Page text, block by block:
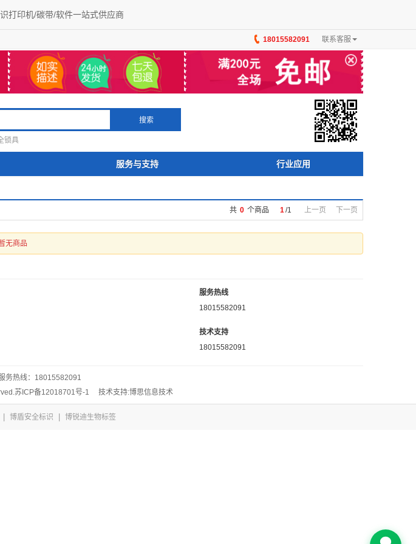
打印机/碳带/软件一站式供应商
18015582091 联系客服
×
搜索
锁具
服务与支持 行业应用
共 0 个商品 1 /1 上一页 下一页
无商品
服务热线
18015582091
技术支持
18015582091
务热线： 18015582091
苏ICP备12018701号-1 技术支持:博思信息技术
博盾安全标识 博锐迪生物标签